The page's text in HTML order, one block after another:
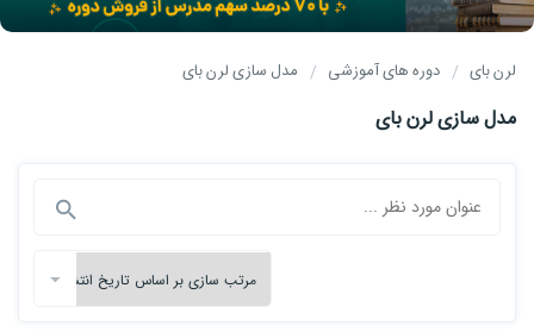
لرن بای دوره های آموزشی مدل سازی لرن بای
مدل سازی لرن بای